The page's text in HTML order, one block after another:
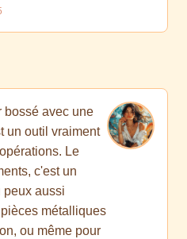
bossé avec une
un outil vraiment
Le
c'est un
peux aussi
métalliques
ou même pour